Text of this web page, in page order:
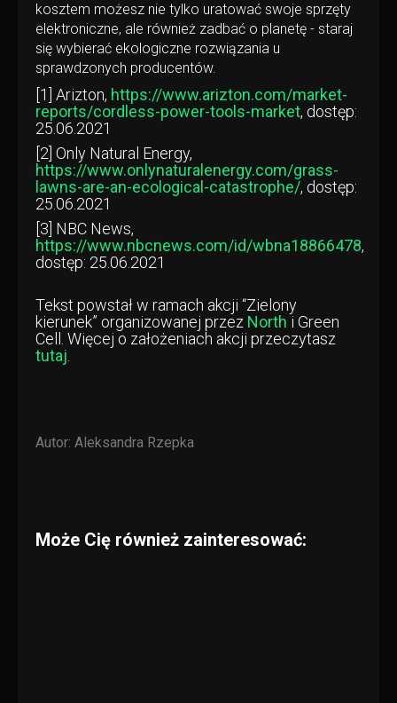
kosztem możesz nie tylko uratować swoje sprzęty
elektroniczne, ale również zadbać o planetę - staraj
się wybierać ekologiczne rozwiązania u
sprawdzonych producentów.
[1] Arizton, https://www.arizton.com/market-
reports/cordless-power-tools-market, dostęp:
25.06.2021
[2] Only Natural Energy,
https://www.onlynaturalenergy.com/grass-
lawns-are-an-ecological-catastrophe/, dostęp:
25.06.2021
[3] NBC News,
https://www.nbcnews.com/id/wbna18866478,
dostęp: 25.06.2021
Tekst powstał w ramach akcji “Zielony
kierunek” organizowanej przez North i Green
Cell. Więcej o założeniach akcji przeczytasz
tutaj.
Autor: Aleksandra Rzepka
Może Cię również zainteresować: